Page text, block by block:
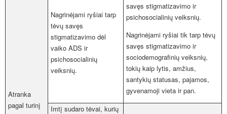
Atranka
pagal turinį
Nagrinėjami ryšiai tarp
tėvų savęs
stigmatizavimo dėl
vaiko ADS ir
psichosocialinių
veiksnių.
savęs stigmatizavimo ir
psichosocialinių veiksnių.
Nagrinėjami ryšiai tik tarp tėvų
savęs stigmatizavimo ir
sociodemografinių veiksnių,
tokių kaip lytis, amžius,
santykių statusas, pajamos,
gyvenamoji vieta ir pan.
Imtį sudaro tėvai, kurių